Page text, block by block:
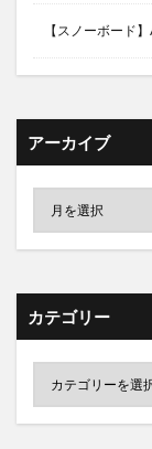
【スノーボード
アーカイブ
カテゴリー